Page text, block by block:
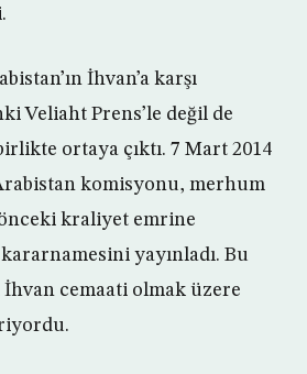
İhvan’a karşı
Veliaht Prens’le değil de
ortaya çıktı. 7 Mart 2014
komisyonu, merhum
kraliyet emrine
yayınladı. Bu
cemaati olmak üzere